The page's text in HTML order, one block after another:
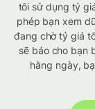
tôi sử dụng tỷ
phép bạn xem
đang chờ tỷ giá
sẽ báo cho bạn
hằng ngày,